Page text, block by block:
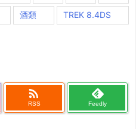
酒類 TREK 8.4DS

RSS Feedly